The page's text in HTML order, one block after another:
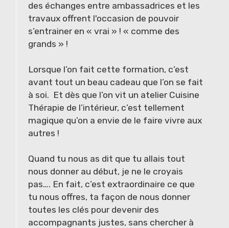
des échanges entre ambassadrices et les
travaux offrent l'occasion de pouvoir
s’entrainer en « vrai » ! « comme des
grands » !
Lorsque l’on fait cette formation, c’est
avant tout un beau cadeau que l’on se fait
à soi. Et dès que l’on vit un atelier Cuisine
Thérapie de l’intérieur, c’est tellement
magique qu’on a envie de le faire vivre aux
autres !
Quand tu nous as dit que tu allais tout
nous donner au début, je ne le croyais
pas…. En fait, c’est extraordinaire ce que
tu nous offres, ta façon de nous donner
toutes les clés pour devenir des
accompagnants justes, sans chercher à